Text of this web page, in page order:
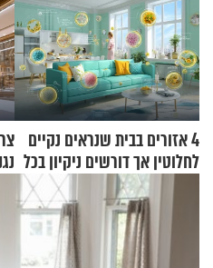
4 אזורים בבית שנראים נקיים
לחלוטין אך דורשים ניקיון בכל
סוף שבוע